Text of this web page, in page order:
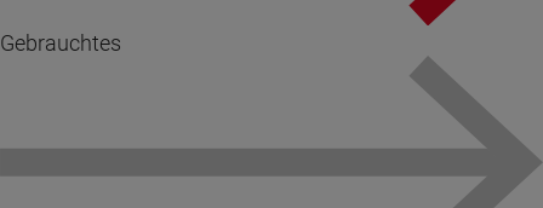
Gebrauchtes